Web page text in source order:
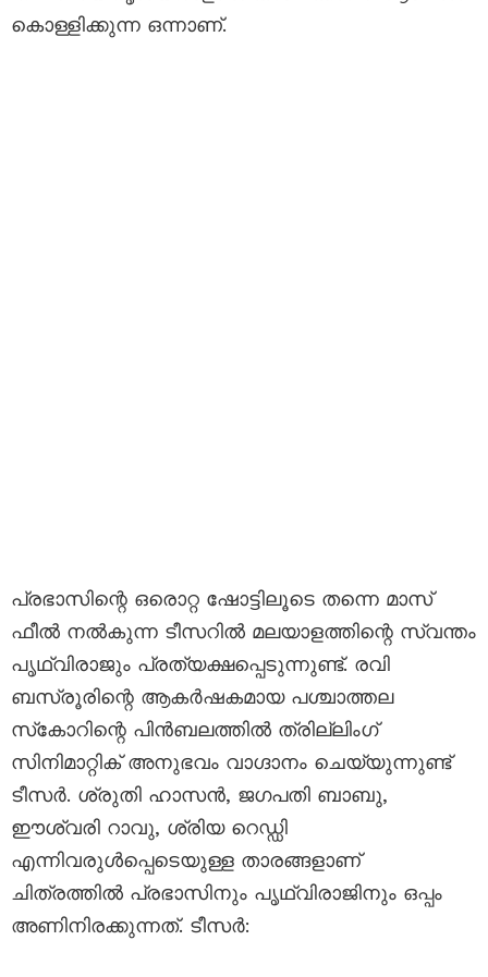
കൊള്ളിക്കുന്ന ഒന്നാണ്.
പ്രഭാസിന്റെ ഒരൊറ്റ ഷോട്ടിലൂടെ തന്നെ മാസ്
ഫീൽ നൽകുന്ന ടീസറിൽ മലയാളത്തിന്റെ സ്വന്തം
പൃഥ്വിരാജും പ്രത്യക്ഷപ്പെടുന്നുണ്ട്. രവി
ബസ്രൂരിന്റെ ആകർഷകമായ പശ്ചാത്തല
സ്‌കോറിന്റെ പിൻബലത്തിൽ ത്രില്ലിംഗ്
സിനിമാറ്റിക് അനുഭവം വാഗ്ദാനം ചെയ്യുന്നുണ്ട്
ടീസർ. ശ്രുതി ഹാസൻ, ജഗപതി ബാബു,
ഈശ്വരി റാവു, ശ്രിയ റെഡ്ഡി
എന്നിവരുൾപ്പെടെയുള്ള താരങ്ങളാണ്
ചിത്രത്തിൽ പ്രഭാസിനും പൃഥ്വിരാജിനും ഒപ്പം
അണിനിരക്കുന്നത്. ടീസർ: